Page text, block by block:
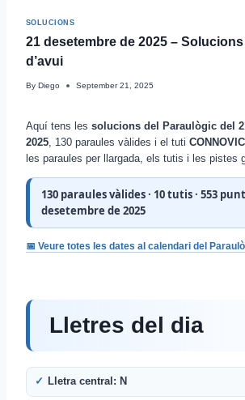
SOLUCIONS
21 desetembre de 2025 –
d’avui
By Diego September 21, 2025
Aquí tens les solucions del Paraulògic del
2025 , 130 paraules vàlides i el tuti
les paraules per llargada, els tutis i les pistes
130 paraules vàlides · 10 tutis · 553
desetembre de 2025
📅 Veure totes les dates al calendari del
Lletres del dia
Lletra central: N